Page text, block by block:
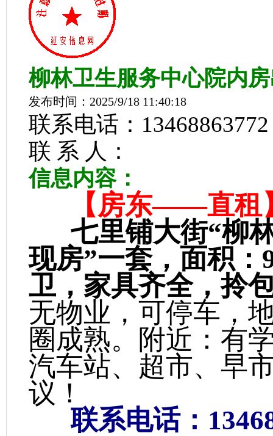
柳林卫生服务中心院内
发布时间：2025/9/18 11:40:18
联系电话：13468863772
联 系 人：
信息内容：
【房东——直
七里铺大街“柳
现房”一套，面积：
卫，家具齐全，拎
无物业，可停车，
圈成熟。附近：有
汽车站、超市、早
议！
联系电话：